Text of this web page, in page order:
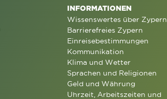
INFORMATIONEN
Wissenswertes über Zypern
Barrierefreies Zypern
Einreisebestimmungen
Kommunikation
Klima und Wetter
Sprachen und Religionen
Geld und Währung
Uhrzeit, Arbeitszeiten und